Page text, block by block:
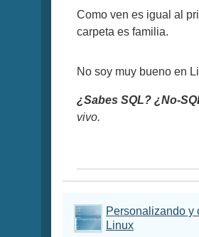
Como ven es igual al
carpeta es familia.
No soy muy bueno en
¿Sabes SQL? ¿No-
vivo.
Personalizando y
Linux